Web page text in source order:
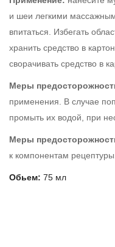
и шеи легкими
впитаться. Избегать
хранить средство в
сворачивать средство в
Меры
применения. В случае
промыть их водой, при
Меры
к компонентам рецептуры.
Обьем: 75 мл